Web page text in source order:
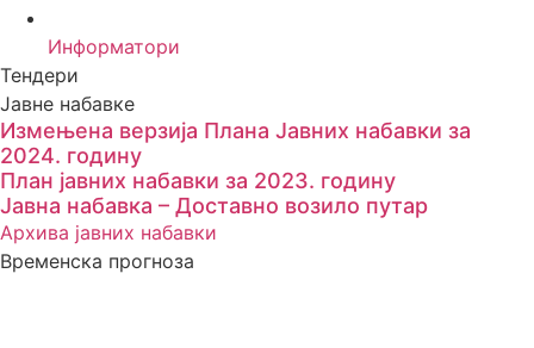
Информатори
Тендери
Јавне набавке
Измењенa верзијa Плана Јавних набавки за
2024. годину
План јавних набавки за 2023. годину
Јавна набавка – Доставно возило путар
Архива јавних набавки
Временска прогноза